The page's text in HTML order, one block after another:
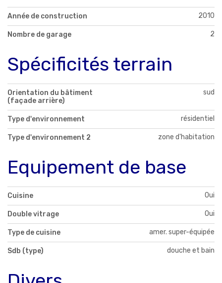
Année de construction 2010
Nombre de garage 2
Spécificités terrain
Orientation du bâtiment
(façade arrière)
sud
Type d'environnement résidentiel
Type d'environnement 2 zone d'habitation
Equipement de base
Cuisine Oui
Double vitrage Oui
Type de cuisine amer. super-équipée
Sdb (type) douche et bain